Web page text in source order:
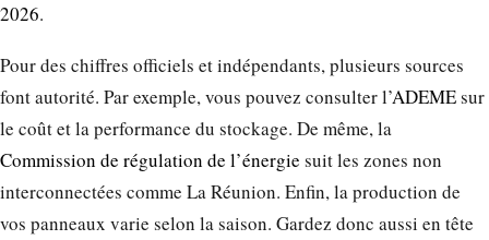
2026.
Pour des chiffres officiels et indépendants, plusieurs sources
font autorité. Par exemple, vous pouvez consulter l’ADEMEsur
le coût et la performance du stockage. De même, la
Commission de régulation de l’énergie suit les zones non
interconnectées comme La Réunion. Enfin, la production de
vos panneaux varie selon la saison. Gardez donc aussi en tête